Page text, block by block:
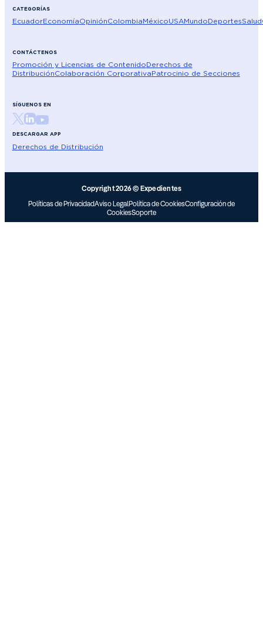
CATEGORÍAS
EcuadorEconomíaOpiniónColombiaMéxicoUSAMundoDeportesSalud
CONTÁCTENOS
Promoción y Licencias de ContenidoDerechos de
DistribuciónColaboración CorporativaPatrocinio de Secciones
SÍGUENOS EN
DESCARGAR APP
Derechos de Distribución
Copyright 2026 © Expedientes
Políticas de PrivacidadAviso LegalPolítica de CookiesConfiguración de
CookiesSoporte